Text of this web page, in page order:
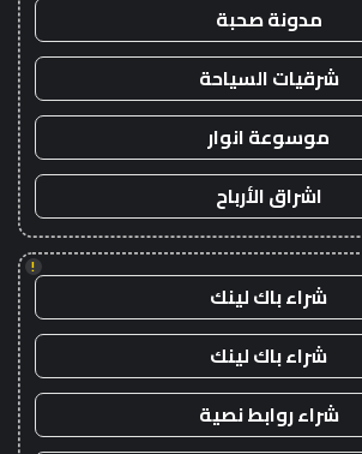
مدونة صحبة
شرقيات السياحة
موسوعة انوار
اشراق الأرباح
!
شراء باك لينك
شراء باك لينك
شراء روابط نصية